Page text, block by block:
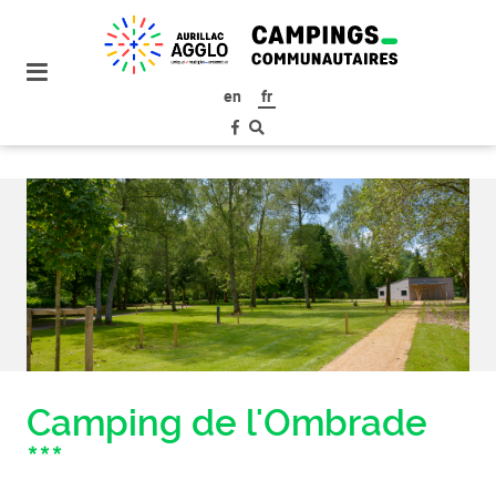
menu
aller au
contenu
en fr
Camping de l'Ombrade
***